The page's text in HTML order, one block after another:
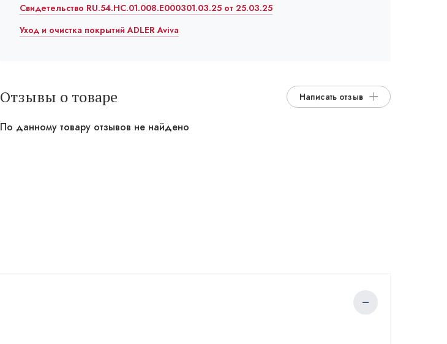
Свидетельство RU.54.HC.01.008.E000301.03.25 от 25.03.25
Уход и очистка покрытий ADLER Aviva
Отзывы о товаре Написать отзыв
По данному товару отзывов не найдено